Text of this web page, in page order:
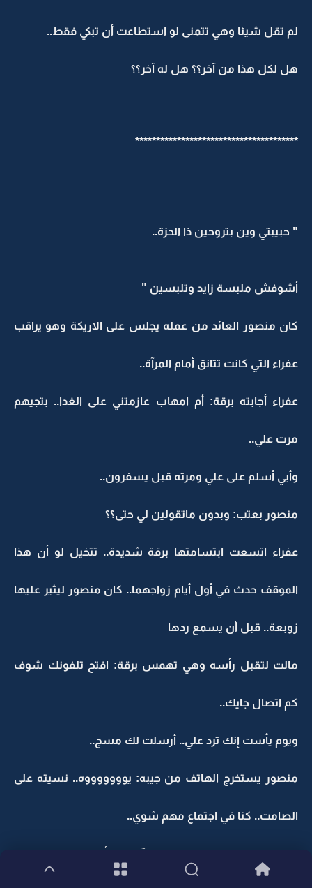
لم تقل شيئا وهي تتمنى لو استطاعت أن تبكي فقط..
هل لكل هذا من آخر؟؟ هل له آخر؟؟
***************************************
" حبيبتي وين بتروحين ذا الحزة..
أشوفش ملبسة زايد وتلبسين "
كان منصور العائد من عمله يجلس على الاريكة وهو يراقب
عفراء التي كانت تتانق أمام المرآة..
عفراء أجابته برقة: أم امهاب عازمتني على الغدا.. بتجيهم
مرت علي..
وأبي أسلم على علي ومرته قبل يسفرون..
منصور بعتب: وبدون ماتقولين لي حتى؟؟
عفراء اتسعت ابتسامتها برقة شديدة.. تتخيل لو أن هذا
الموقف حدث في أول أيام زواجهما.. كان منصور ليثير عليها
زوبعة.. قبل أن يسمع ردها
مالت لتقبل رأسه وهي تهمس برقة: افتح تلفونك شوف
كم اتصال جايك..
ويوم يأست إنك ترد علي.. أرسلت لك مسج..
منصور يستخرج الهاتف من جيبه: يوووووووه.. نسيته على
الصامت.. كنا في اجتماع مهم شوي..